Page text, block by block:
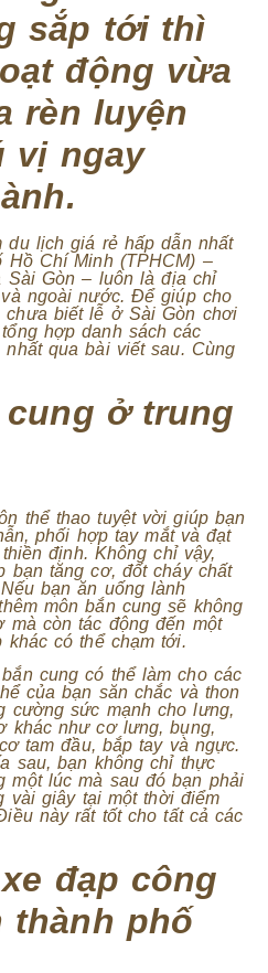
sắp tới thì
động vừa
rèn luyện
vị ngay
du lịch giá rẻ hấp dẫn nhất
Hồ Chí Minh (TPHCM) –
Gòn – luôn là địa chỉ
ngoài nước. Để giúp cho
chưa biết lễ ở Sài Gòn chơi
hợp danh sách các
qua bài viết sau. Cùng
ở trung
thể thao tuyệt vời giúp bạn
phối hợp tay mắt và đạt
định. Không chỉ vậy,
bạn tăng cơ, đốt cháy chất
bạn ăn uống lành
môn bắn cung sẽ không
mà còn tác động đến một
có thể chạm tới.
cung có thể làm cho các
của bạn săn chắc và thon
cường sức mạnh cho lưng,
khác như cơ lưng, bụng,
tam đầu, bắp tay và ngực.
sau, bạn không chỉ thực
một lúc mà sau đó bạn phải
vài giây tại một thời điểm
này rất tốt cho tất cả các
đạp công
thành phố